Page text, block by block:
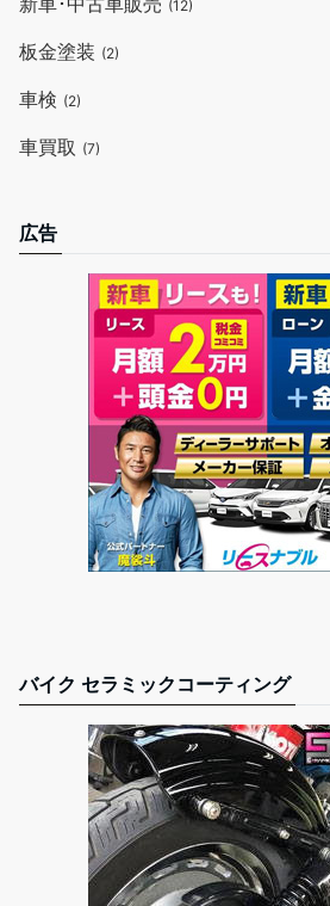
(12)
板金塗装 (2)
車検 (2)
車買取 (7)
広告
バイク セラミックコーティング